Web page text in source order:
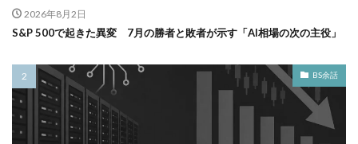
2026年8月2日
S&P 500で起きた異変 7月の勝者と敗者が示す「AI相場の次の主役」
BS余話